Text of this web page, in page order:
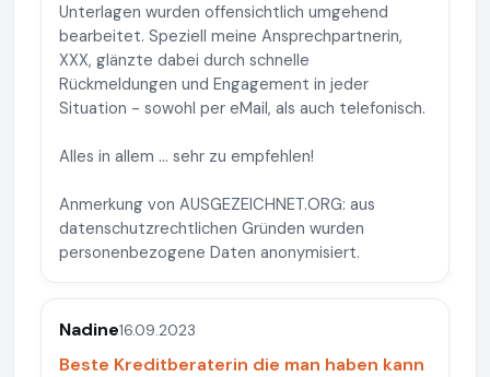
Unterlagen wurden offensichtlich umgehend
bearbeitet. Speziell meine Ansprechpartnerin,
XXX, glänzte dabei durch schnelle
Rückmeldungen und Engagement in jeder
Situation - sowohl per eMail, als auch telefonisch.
Alles in allem ... sehr zu empfehlen!
Anmerkung von AUSGEZEICHNET.ORG: aus
datenschutzrechtlichen Gründen wurden
personenbezogene Daten anonymisiert.
Nadine16.09.2023
Beste Kreditberaterin die man haben kann